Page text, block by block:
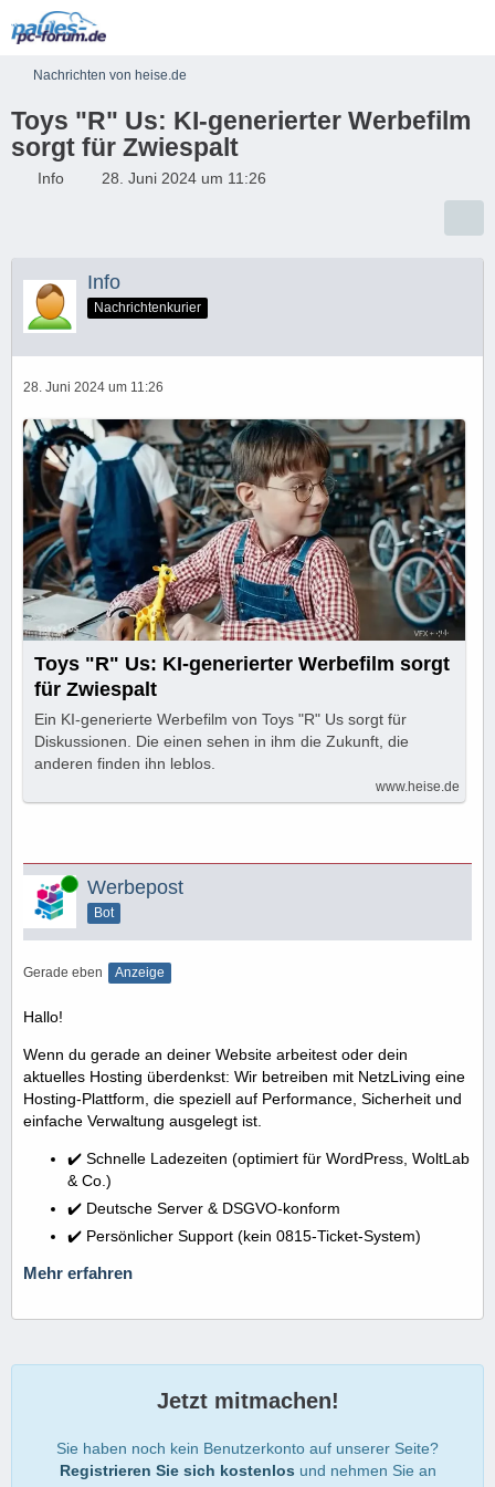
Nachrichten von heise.de
Toys "R" Us: KI-generierter Werbefilm
sorgt für Zwiespalt
Info 28. Juni 2024 um 11:26
Info
Nachrichtenkurier
28. Juni 2024 um 11:26
Toys "R" Us: KI-generierter Werbefilm sorgt
für Zwiespalt
Ein KI-generierte Werbefilm von Toys "R" Us sorgt für
Diskussionen. Die einen sehen in ihm die Zukunft, die
anderen finden ihn leblos.
www.heise.de
Online Werbepost
Bot
Gerade eben Anzeige
Hallo!
Wenn du gerade an deiner Website arbeitest oder dein
aktuelles Hosting überdenkst: Wir betreiben mit NetzLiving eine
Hosting-Plattform, die speziell auf Performance, Sicherheit und
einfache Verwaltung ausgelegt ist.
✔️ Schnelle Ladezeiten (optimiert für WordPress, WoltLab
& Co.)
✔️ Deutsche Server & DSGVO-konform
✔️ Persönlicher Support (kein 0815-Ticket-System)
Mehr erfahren
Jetzt mitmachen!
Sie haben noch kein Benutzerkonto auf unserer Seite?
Registrieren Sie sich kostenlos und nehmen Sie an